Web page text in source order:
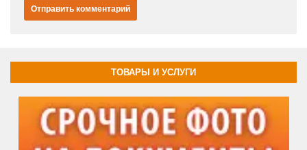
ТОВАРЫ И УСЛУГИ